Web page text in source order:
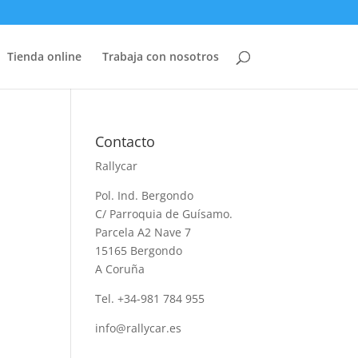
Tienda online Trabaja con nosotros
Contacto
Rallycar
Pol. Ind. Bergondo
C/ Parroquia de Guísamo.
Parcela A2 Nave 7
15165 Bergondo
A Coruña
Tel. +34-981 784 955
info@rallycar.es